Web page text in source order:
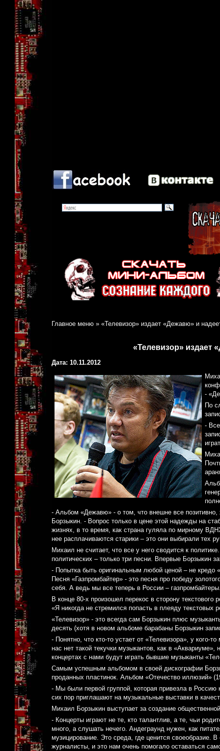
Главное меню » «Телевизор» издает «Дежавю» и
«Телевизор» издает
Дата: 10.11.2012
-
По
-
- Альбом «Дежавю» - о том, что внешне все
Борзыкин. - Вопрос только в цене этой надежды на
жизнях, в то время, как страна гуляла по мирному
нее расплачиваются старики – это они выбирали тех
Михаил не считает, что все у него сводится к
политических – только три песни. Впервые Борзыкин
- Попытка быть оригинальным любой ценой – не кредо
Песня «Газпромбайтер» - это песня про победу
себя. А ведь мы все теперь в России –
В конце 80-х произошел перекос в сторону
«Я никогда не стремился попасть в плеяду текстовых
«Телевизор» - это всегда сам Борзыкин плюс
десять (хотя в новом альбоме барабаны Борзыкин
- Понятно, что кто-то устает от «Телевизора», у кого-
нас нет такой текучки музыкантов, как в
концертах с нами будут играть бывшие музыканты
Самым успешным альбомом в своей дискографии
проданных пластинок. Альбом «Отечество иллюзий»
- Мы были первой группой, которая привезла в
сих пор приглашают на музыкальные выставки в
Михаил Борзыкин выступает за создание
- Концерты играют не те, кто талантлив, а те, чьи
много, а слушать нечего. Андеграунд нужен, как
музицирование. Это среда, где ценится своеобразие.
журналисты, и это нам очень помогало оставаться